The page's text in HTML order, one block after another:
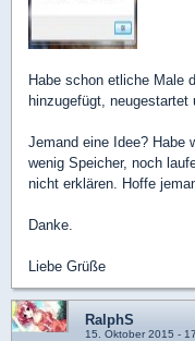
Habe schon etliche Male
hinzugefügt,
Jemand eine Idee? Habe
wenig Speicher, noch
nicht erklären. Hoffe
Danke.
Liebe Grüße
RalphS
15. Oktober 2015 -